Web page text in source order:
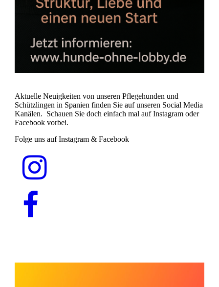
Aktuelle Neuigkeiten von unseren Pflegehunden und
Schützlingen in Spanien finden Sie auf unseren Social Media
Kanälen. Schauen Sie doch einfach mal auf Instagram oder
Facebook vorbei.
Folge uns auf Instagram & Facebook